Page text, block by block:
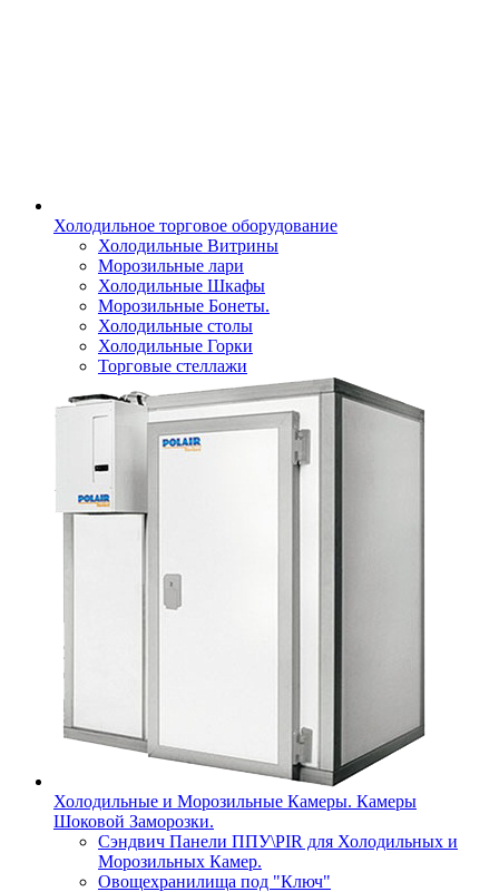
Холодильное торговое оборудование
Холодильные Витрины
Морозильные лари
Холодильные Шкафы
Морозильные Бонеты.
Холодильные столы
Холодильные Горки
Торговые стеллажи
Холодильные и Морозильные Камеры. Камеры
Шоковой Заморозки.
Сэндвич Панели ППУ\PIR для Холодильных и
Морозильных Камер.
Овощехранилища под "Ключ"